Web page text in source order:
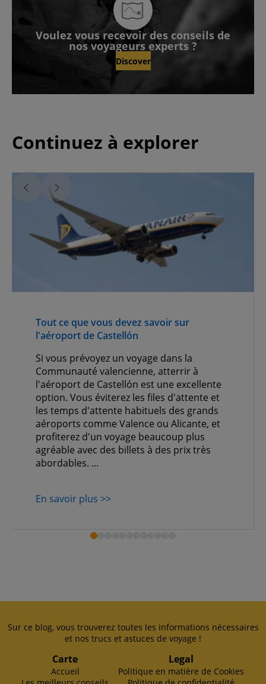
Voulez vous recevoir des conseils de
nos voyageurs experts ?
Discover
Continuez à explorer
Tout ce que vous devez savoir sur
l'aéroport de Castellón
Si vous prévoyez un voyage dans la
Communauté valencienne, atterrir à
l'aéroport de Castellón est une excellente
option. Vous éviterez les files d'attente et
les temps d'attente habituels des grands
aéroports comme Valence ou Alicante, et
profiterez d'un voyage beaucoup plus
agréable avec des billets à des prix très
abordables. ...
En savoir plus >>
Sur ce blog, vous trouverez toutes les informations nécessaires
et nos trucs et astuces de voyage !
Carte
Accueil
Legal
Politique en matière de Cookies